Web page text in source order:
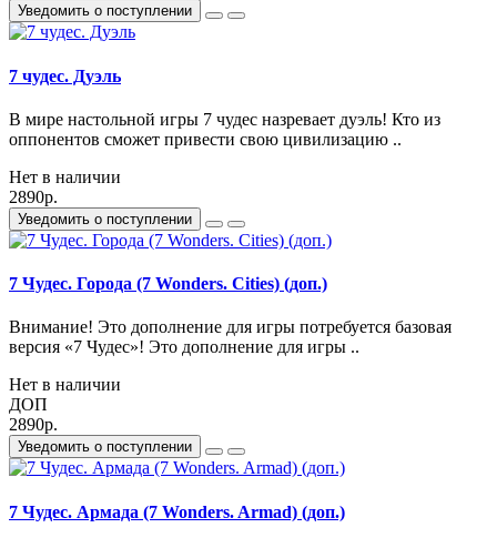
Уведомить о поступлении
7 чудес. Дуэль
В мире настольной игры 7 чудес назревает дуэль! Кто из
оппонентов сможет привести свою цивилизацию ..
Нет в наличии
2890р.
Уведомить о поступлении
7 Чудес. Города (7 Wonders. Cities) (доп.)
Внимание! Это дополнение для игры потребуется базовая
версия «7 Чудес»! Это дополнение для игры ..
Нет в наличии
ДОП
2890р.
Уведомить о поступлении
7 Чудес. Армада (7 Wonders. Armad) (доп.)